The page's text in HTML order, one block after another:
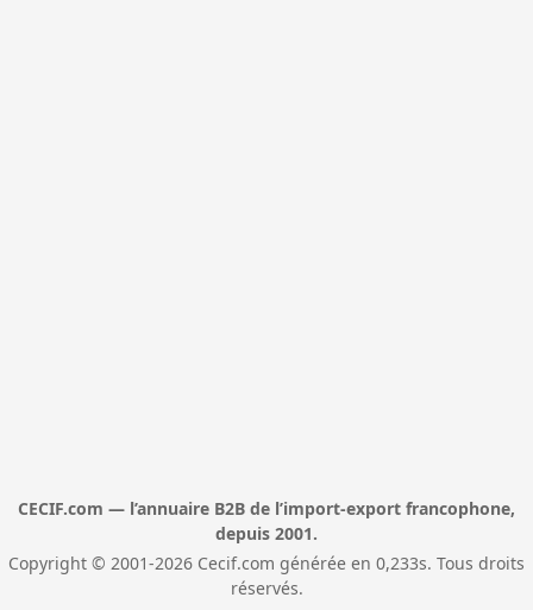
CECIF.com — l’annuaire B2B de l’import-export francophone,
depuis 2001.
Copyright © 2001-2026 Cecif.com générée en 0,233s. Tous droits
réservés.